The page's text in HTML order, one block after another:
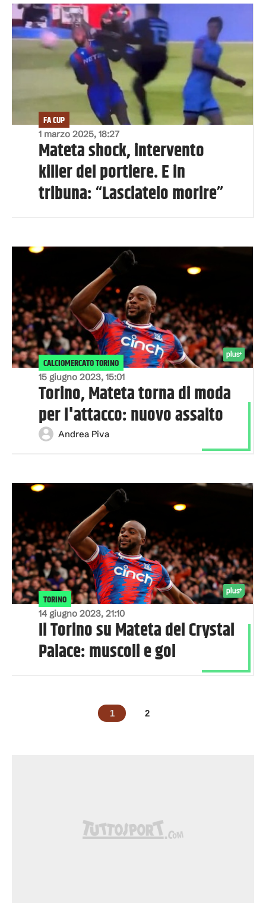
1 marzo 2025, 18:27
FA CUP
Mateta shock, intervento
killer del portiere. E in
tribuna: “Lasciatelo morire”
15 giugno 2023, 15:01
CALCIOMERCATO TORINO
Torino, Mateta torna di moda
per l'attacco: nuovo assalto
Andrea Piva
14 giugno 2023, 21:10
TORINO
Il Torino su Mateta del Crystal
Palace: muscoli e gol
1 2